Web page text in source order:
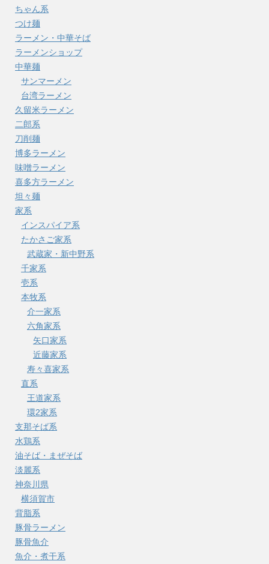
ちゃん系
つけ麺
ラーメン・中華そば
ラーメンショップ
中華麺
サンマーメン
台湾ラーメン
久留米ラーメン
二郎系
刀削麺
博多ラーメン
味噌ラーメン
喜多方ラーメン
坦々麺
家系
インスパイア系
たかさご家系
武蔵家・新中野系
千家系
壱系
本牧系
介一家系
六角家系
矢口家系
近藤家系
寿々喜家系
直系
王道家系
環2家系
支那そば系
水鶏系
油そば・まぜそば
淡麗系
神奈川県
横須賀市
背脂系
豚骨ラーメン
豚骨魚介
魚介・煮干系